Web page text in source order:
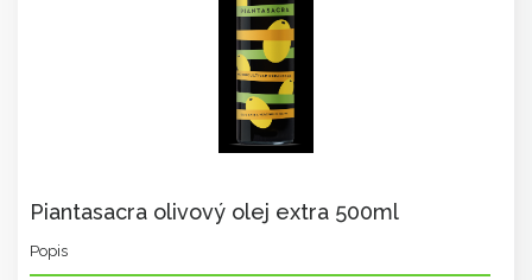
Piantasacra olivový olej extra 500ml
Popis